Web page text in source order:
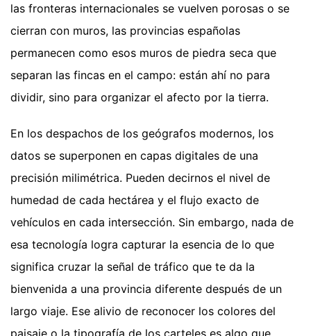
las fronteras internacionales se vuelven porosas o se
cierran con muros, las provincias españolas
permanecen como esos muros de piedra seca que
separan las fincas en el campo: están ahí no para
dividir, sino para organizar el afecto por la tierra.
En los despachos de los geógrafos modernos, los
datos se superponen en capas digitales de una
precisión milimétrica. Pueden decirnos el nivel de
humedad de cada hectárea y el flujo exacto de
vehículos en cada intersección. Sin embargo, nada de
esa tecnología logra capturar la esencia de lo que
significa cruzar la señal de tráfico que te da la
bienvenida a una provincia diferente después de un
largo viaje. Ese alivio de reconocer los colores del
paisaje o la tipografía de los carteles es algo que